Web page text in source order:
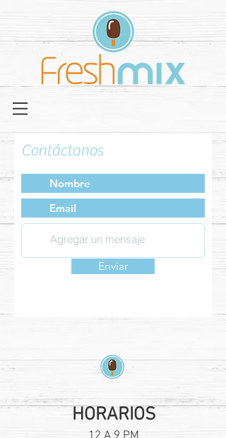
Contáctanos
Enviar
HORARIOS